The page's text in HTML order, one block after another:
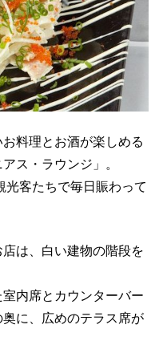
料理とお酒が楽しめる
ス・ラウンジ」。
光客たちで毎日賑わって
は、白い建物の階段を
内席とカウンターバー
に、広めのテラス席が